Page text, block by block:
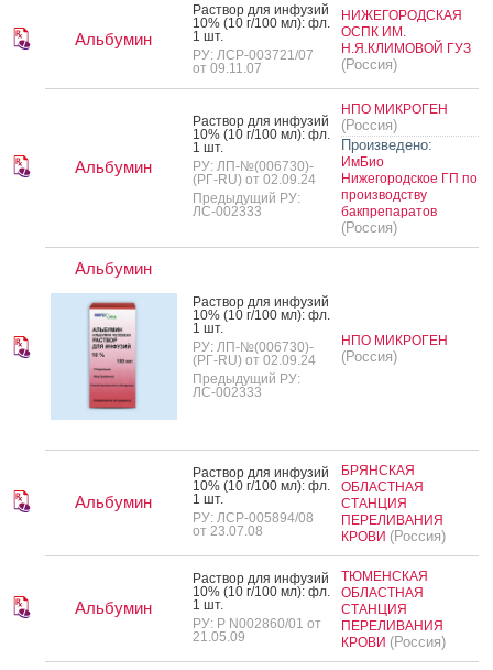
Альбумин
Рас­твор для ин­фу­зий
10% (10 г/100 мл): фл.
1 шт.
РУ: ЛСР-003721/07
от 09.11.07
НИЖЕГОРОДСКАЯ
ОСПК ИМ.
Н.Я.КЛИМОВОЙ ГУЗ
(Россия)
Альбумин
Рас­твор для ин­фу­зий
10% (10 г/100 мл): фл.
1 шт.
РУ: ЛП-№(006730)-
(РГ-RU) от 02.09.24
Предыдущий РУ:
ЛС-002333
НПО МИКРОГЕН
(Россия)
Произведено:
ИмБио
Нижегородское ГП по
производству
бакпрепаратов
(Россия)
Альбумин
Рас­твор для ин­фу­зий
10% (10 г/100 мл): фл.
1 шт.
РУ: ЛП-№(006730)-
(РГ-RU) от 02.09.24
Предыдущий РУ:
ЛС-002333
НПО МИКРОГЕН
(Россия)
Альбумин
Рас­твор для ин­фу­зий
10% (10 г/100 мл): фл.
1 шт.
РУ: ЛСР-005894/08
от 23.07.08
БРЯНСКАЯ
ОБЛАСТНАЯ
СТАНЦИЯ
ПЕРЕЛИВАНИЯ
КРОВИ (Россия)
Альбумин
Рас­твор для ин­фу­зий
10% (10 г/100 мл): фл.
1 шт.
РУ: Р N002860/01 от
21.05.09
ТЮМЕНСКАЯ
ОБЛАСТНАЯ
СТАНЦИЯ
ПЕРЕЛИВАНИЯ
КРОВИ (Россия)